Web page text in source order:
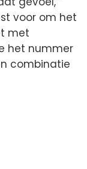
voor om het
met
het nummer
combinatie